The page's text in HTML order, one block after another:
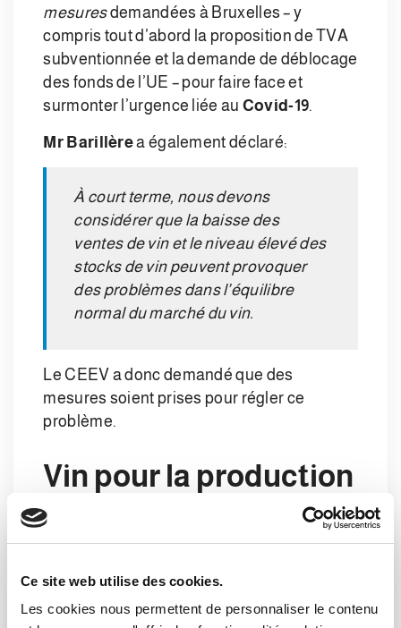
Ce site web utilise des cookies.
Les cookies nous permettent de personnaliser le contenu
mesuresdemandées à Bruxelles – y
compris tout d’abord la proposition de TVA
subventionnée et la demande de déblocage
des fonds de l’UE – pour faire face et
surmonter l’urgence liée au Covid-19.
Mr Barillèrea également déclaré:
À court terme, nous devons
considérer que la baisse des
ventes de vin et le niveau élevé des
stocks de vin peuvent provoquer
des problèmes dans l’équilibre
normal du marché du vin.
Le CEEV a donc demandé que des
mesures soient prises pour régler ce
problème.
Vin pour la production
de gel
hydroalcoolique
Malheureusement, si rien n’évolue